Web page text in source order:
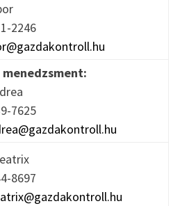
2246
7625
8697